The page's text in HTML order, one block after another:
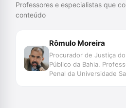
Professores e especialistas que
conteúdo
Rômulo Moreira
Procurador de Justiça
Público da Bahia.
Penal da Universidade